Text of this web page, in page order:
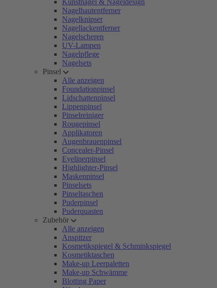
Kunstnägel & Nageldesign
Nagelhautentferner
Nagelknipser
Nagellackentferner
Nagelscheren
UV-Lampen
Nagelpflege
Nagelsets
Pinsel
Alle anzeigen
Foundationpinsel
Lidschattenpinsel
Lippenpinsel
Pinselreiniger
Rougepinsel
Applikatoren
Augenbrauenpinsel
Concealer-Pinsel
Eyelinerpinsel
Highlighter-Pinsel
Maskenpinsel
Pinselsets
Pinseltaschen
Puderpinsel
Puderquasten
Zubehör
Alle anzeigen
Anspitzer
Kosmetikspiegel & Schminkspiegel
Kosmetiktaschen
Make-up Leerpaletten
Make-up Schwämme
Blotting Paper